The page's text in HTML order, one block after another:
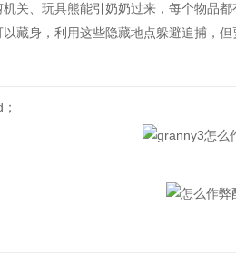
、玩具熊能引奶奶过来，每个物品都
身，利用这些隐藏地点躲避追捕，但